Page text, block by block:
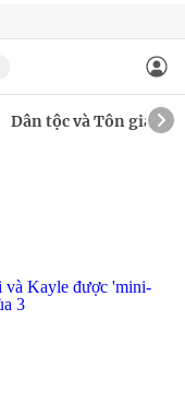
Dân tộc và Tôn giáo